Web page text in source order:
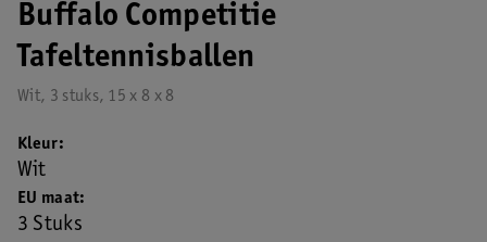
Buffalo Competitie
Tafeltennisballen
Wit, 3 stuks, 15 x 8 x 8
EU maat
3 Stuks
Kleur
Wit